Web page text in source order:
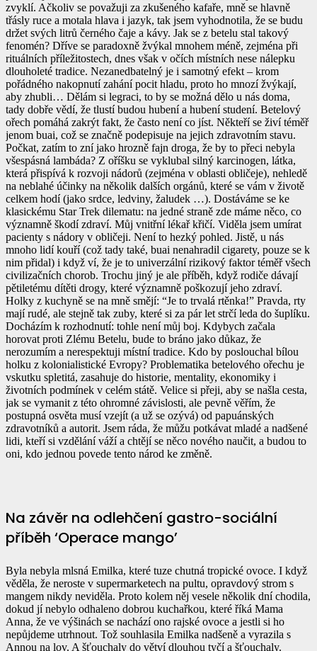
zvyklí. Ačkoliv se považuji za zkušeného kafaře, mně se hlavně
třásly ruce a motala hlava i jazyk, tak jsem vyhodnotila, že se budu
držet svých litrů černého čaje a kávy. Jak se z betelu stal takový
fenomén? Dříve se paradoxně žvýkal mnohem méně, zejména při
rituálních příležitostech, dnes však v očích místních nese nálepku
dlouholeté tradice. Nezanedbatelný je i samotný efekt – krom
pořádného nakopnutí zahání pocit hladu, proto ho mnozí žvýkají,
aby zhubli… Dělám si legraci, to by se možná dělo u nás doma,
tady dobře vědí, že tlustí budou hubení a hubení studení. Betelový
ořech pomáhá zakrýt fakt, že často není co jíst. Někteří se živí téměř
jenom buai, což se značně podepisuje na jejich zdravotním stavu.
Počkat, zatím to zní jako hrozně fajn droga, že by to přeci nebyla
všespásná lambáda? Z oříšku se vyklubal silný karcinogen, látka,
která přispívá k rozvoji nádorů (zejména v oblasti obličeje), nehledě
na neblahé účinky na několik dalších orgánů, které se vám v životě
celkem hodí (jako srdce, ledviny, žaludek …). Dostáváme se ke
klasickému Star Trek dilematu: na jedné straně zde máme něco, co
významně škodí zdraví. Můj vnitřní lékař křičí. Viděla jsem umírat
pacienty s nádory v obličeji. Není to hezký pohled. Jistě, u nás
mnoho lidí kouří (což tady také, buai nenahradil cigarety, pouze se k
nim přidal) i když ví, že je to univerzální rizikový faktor téměř všech
civilizačních chorob. Trochu jiný je ale příběh, když rodiče dávají
pětiletému dítěti drogy, které významně poškozují jeho zdraví.
Holky z kuchyně se na mně smějí: “Je to trvalá rtěnka!” Pravda, rty
mají rudé, ale stejně tak zuby, které si za pár let strčí leda do šuplíku.
Docházím k rozhodnutí: tohle není můj boj. Kdybych začala
horovat proti Zlému Betelu, bude to bráno jako důkaz, že
nerozumím a nerespektuji místní tradice. Kdo by poslouchal bílou
holku z kolonialistické Evropy? Problematika betelového ořechu je
vskutku spletitá, zasahuje do historie, mentality, ekonomiky i
životních podmínek v celém státě. Velice si přeji, aby se našla cesta,
jak se vymanit z této ohromné závislosti, ale pevně věřím, že
postupná osvěta musí vzejít (a už se ozývá) od papuánských
zdravotníků a autorit. Jsem ráda, že můžu potkávat mladé a nadšené
lidi, kteří si vzdělání váží a chtějí se něco nového naučit, a budou to
oni, kdo jednou povede tento národ ke změně.
Na závěr na odlehčení gastro-sociální
příběh ‘Operace mango’
Byla nebyla mlsná Emilka, které tuze chutná tropické ovoce. I když
věděla, že neroste v supermarketech na pultu, opravdový strom s
mangem nikdy neviděla. Proto kolem něj vesele několik dní chodila,
dokud jí nebylo odhaleno dobrou kuchařkou, které říká Mama
Anna, že ve výšinách se nachází ono rajské ovoce a jestli si ho
nepůjdeme utrhnout. Tož souhlasila Emilka nadšeně a vyrazila s
Annou na lov. A šťouchaly do větví dlouhou tyčí a šťouchaly.